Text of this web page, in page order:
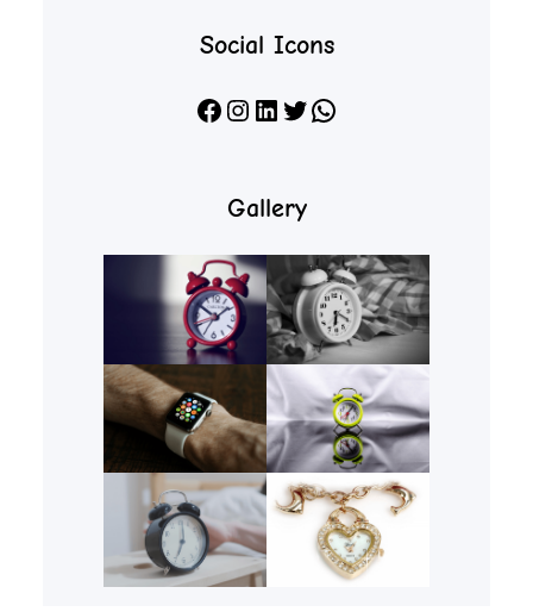
Social Icons
Facebook Instagram LinkedIn X WhatsApp
Gallery